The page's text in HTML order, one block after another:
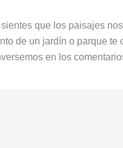
que los paisajes
de un jardín o parque te
en los